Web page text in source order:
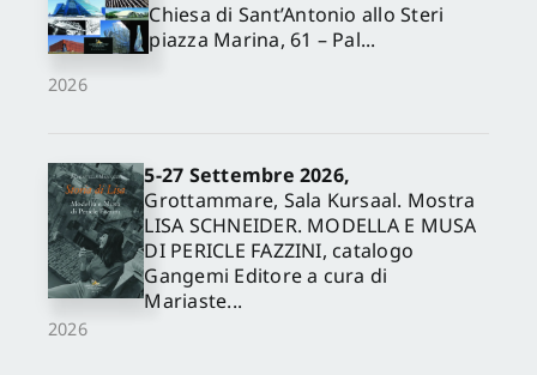
2026
Chiesa di Sant’Antonio allo Steri
piazza Marina, 61 – Pal...
2026
5-27 Settembre 2026,
Grottammare, Sala Kursaal. Mostra
LISA SCHNEIDER. MODELLA E MUSA
DI PERICLE FAZZINI, catalogo
Gangemi Editore a cura di
Mariaste...